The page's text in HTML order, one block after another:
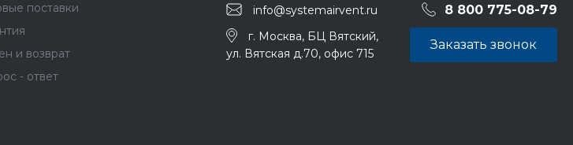
поставки
и возврат
- ответ
info@systemairvent.ru 8 800 775-08-79
г. Москва, БЦ Вятский,
ул. Вятская д.70, офис 715
Заказать звонок